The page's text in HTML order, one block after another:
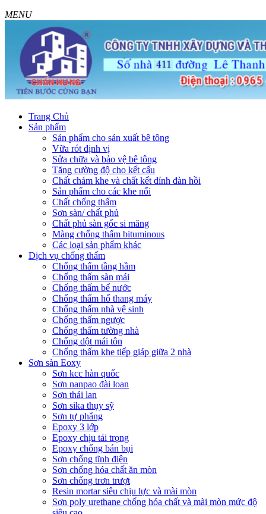
MENU
Trang Chủ
Sản phẩm
Sản phẩm cho sản xuất bê tông
Vữa rót định vị
Sửa chữa và bảo vệ bê tông
Tăng cường độ cho kết cấu
Chất chám khe và chất kết dính đàn hồi
Sản phẩm cho các khe nối
Chất chống thấm
Sơn sàn/ chất phủ
Chất phủ sàn gốc si măng
Màng chống thấm bituminous
Các loại sản phẩm khác
Dịch vụ chống thấm
Chống thấm tầng hầm
Chống thấm sàn mái
Chống thấm bể nước
Chống thấm hố thang máy
Chống thấm nhà vệ sinh
Chống thấm ngược
Chống thấm tường nhà
Chống dột mái tôn
Chống thấm khe tiếp giáp giữa 2 nhà
Sơn sàn Eoxy
Sơn kcc hàn quốc
Sơn nanpao đài loan
Sơn thái lan
Sơn sika thụy sỹ
Sơn tự phẳng
Epoxy 3 lớp
Epoxy chịu tải trọng
Epoxy chống bán bụi
Sơn chống tĩnh điện
Sơn chống hóa chất ăn mòn
Sơn chống trơn trượt
Resin mortar siêu chịu lực và mài mòn
Sơn poly urethane chống hóa chất và mài mòn mức độ